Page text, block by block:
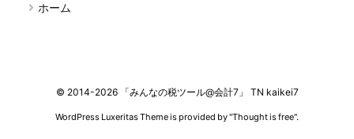
ホーム
© 2014-2026 「みんなの税ツール@会計7」 TN kaikei7
WordPress Luxeritas Theme is provided by "Thought is free".